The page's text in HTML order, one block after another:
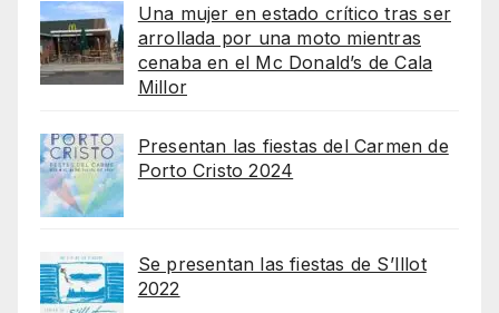
Una mujer en estado crítico tras ser
arrollada por una moto mientras
cenaba en el Mc Donald’s de Cala
Millor
Presentan las fiestas del Carmen de
Porto Cristo 2024
Se presentan las fiestas de S’Illot
2022